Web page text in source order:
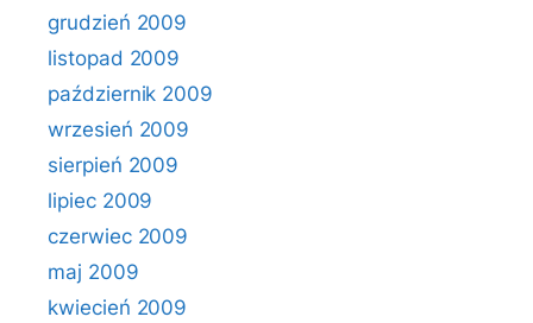
grudzień 2009
listopad 2009
październik 2009
wrzesień 2009
sierpień 2009
lipiec 2009
czerwiec 2009
maj 2009
kwiecień 2009